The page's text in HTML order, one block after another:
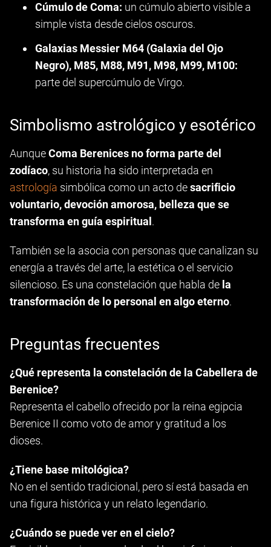
Cúmulo de Coma: un cúmulo abierto visible a
simple vista desde cielos oscuros.
Galaxias Messier M64 (Galaxia del Ojo
Negro), M85, M88, M91, M98, M99, M100:
parte del supercúmulo de Virgo.
Simbolismo astrológico y esotérico
AunqueComa Berenices no forma parte del
zodíaco, su historia ha sido interpretada en
astrología simbólica como un acto desacrificio
voluntario, devoción amorosa, belleza que se
transforma en guía espiritual .
También se la asocia con personas que canalizan su
energía a través del arte, la estética o el servicio
silencioso. Es una constelación que habla de la
transformación de lo personal en algo eterno.
Preguntas frecuentes
¿Qué representa la constelación de la Cabellera de
Berenice?
Representa el cabello ofrecido por la reina egipcia
Berenice II como voto de amor y gratitud a los
dioses.
¿Tiene base mitológica?
No en el sentido tradicional, pero sí está basada en
una figura histórica y un relato legendario.
¿Cuándo se puede ver en el cielo?